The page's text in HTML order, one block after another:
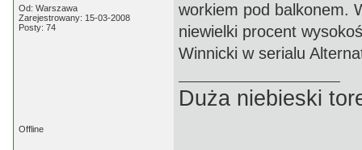
Od: Warszawa
Zarejestrowany: 15-03-2008
Posty: 74
workiem pod balkonem.
niewielki procent
Winnicki w serialu
Duża niebieski
Offline